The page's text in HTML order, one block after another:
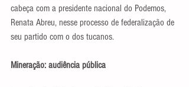
cabeça com a presidente nacional do Podemos,
Renata Abreu, nesse processo de federalização de
seu partido com o dos tucanos.
Mineração: audiência pública